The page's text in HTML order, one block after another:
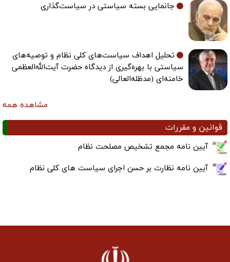
جانمایی بسته سیاستی در سیاست‌گذاری
تحلیل اهداف سیاست‌های کلی نظام و توصیه‌های
سیاستی با بهره‌گیری از دیدگاه حضرت آیت‌الله‌العظمی
خامنه‌ای (مدظله‌العالی)
مشاهده همه
قوانین و مقررات
آیین نامه مجمع تشخیص مصلحت نظام
آیین نامه نظارت بر حسن اجرای سیاست های کلی نظام